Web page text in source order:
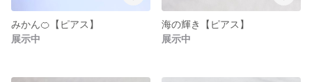
みかん🍊【ピアス】
展示中
海の輝き【ピアス】
展示中